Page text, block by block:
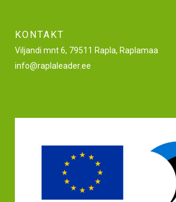
KONTAKT
Viljandi mnt 6, 79511 Rapla, Raplamaa
info@raplaleader.ee